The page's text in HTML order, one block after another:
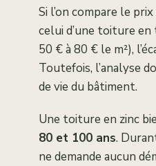
Si l’on compare le
celui d’une toiture
50 € à 80 € le m²),
Toutefois, l’analyse
de vie du bâtiment.
Une toiture en zinc
80 et 100 ans.
ne demande aucun